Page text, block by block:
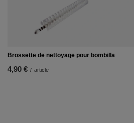
Brossette de nettoyage pour bombilla
4,90 € / article